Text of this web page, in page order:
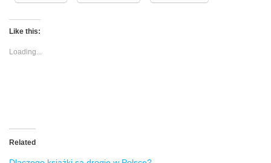
Like this:
Loading...
Related